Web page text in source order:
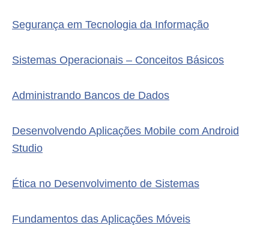
Segurança em Tecnologia da Informação
Sistemas Operacionais – Conceitos Básicos
Administrando Bancos de Dados
Desenvolvendo Aplicações Mobile com Android
Studio
Ética no Desenvolvimento de Sistemas
Fundamentos das Aplicações Móveis